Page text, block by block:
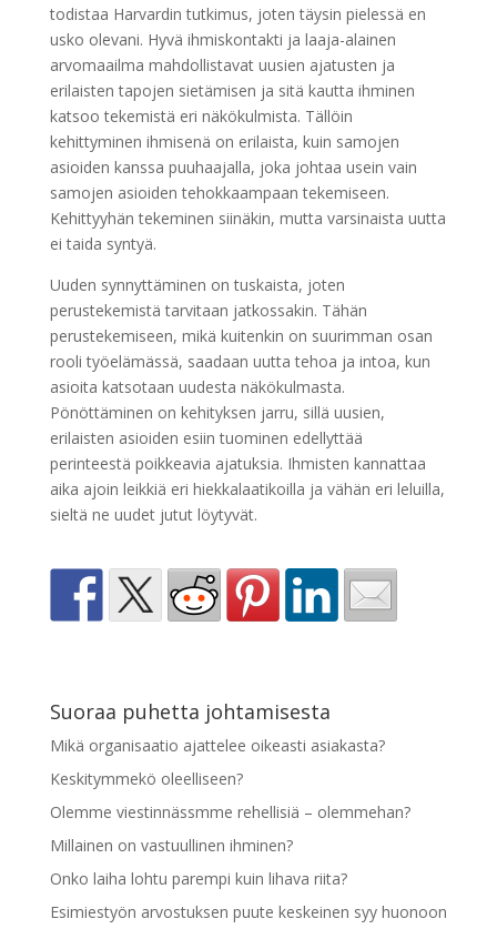
todistaa Harvardin tutkimus, joten täysin pielessä en
usko olevani. Hyvä ihmiskontakti ja laaja-alainen
arvomaailma mahdollistavat uusien ajatusten ja
erilaisten tapojen sietämisen ja sitä kautta ihminen
katsoo tekemistä eri näkökulmista. Tällöin
kehittyminen ihmisenä on erilaista, kuin samojen
asioiden kanssa puuhaajalla, joka johtaa usein vain
samojen asioiden tehokkaampaan tekemiseen.
Kehittyyhän tekeminen siinäkin, mutta varsinaista uutta
ei taida syntyä.
Uuden synnyttäminen on tuskaista, joten
perustekemistä tarvitaan jatkossakin. Tähän
perustekemiseen, mikä kuitenkin on suurimman osan
rooli työelämässä, saadaan uutta tehoa ja intoa, kun
asioita katsotaan uudesta näkökulmasta.
Pönöttäminen on kehityksen jarru, sillä uusien,
erilaisten asioiden esiin tuominen edellyttää
perinteestä poikkeavia ajatuksia. Ihmisten kannattaa
aika ajoin leikkiä eri hiekkalaatikoilla ja vähän eri leluilla,
sieltä ne uudet jutut löytyvät.
Suoraa puhetta johtamisesta
Mikä organisaatio ajattelee oikeasti asiakasta?
Keskitymmekö oleelliseen?
Olemme viestinnässmme rehellisiä – olemmehan?
Millainen on vastuullinen ihminen?
Onko laiha lohtu parempi kuin lihava riita?
Esimiestyön arvostuksen puute keskeinen syy huonoon